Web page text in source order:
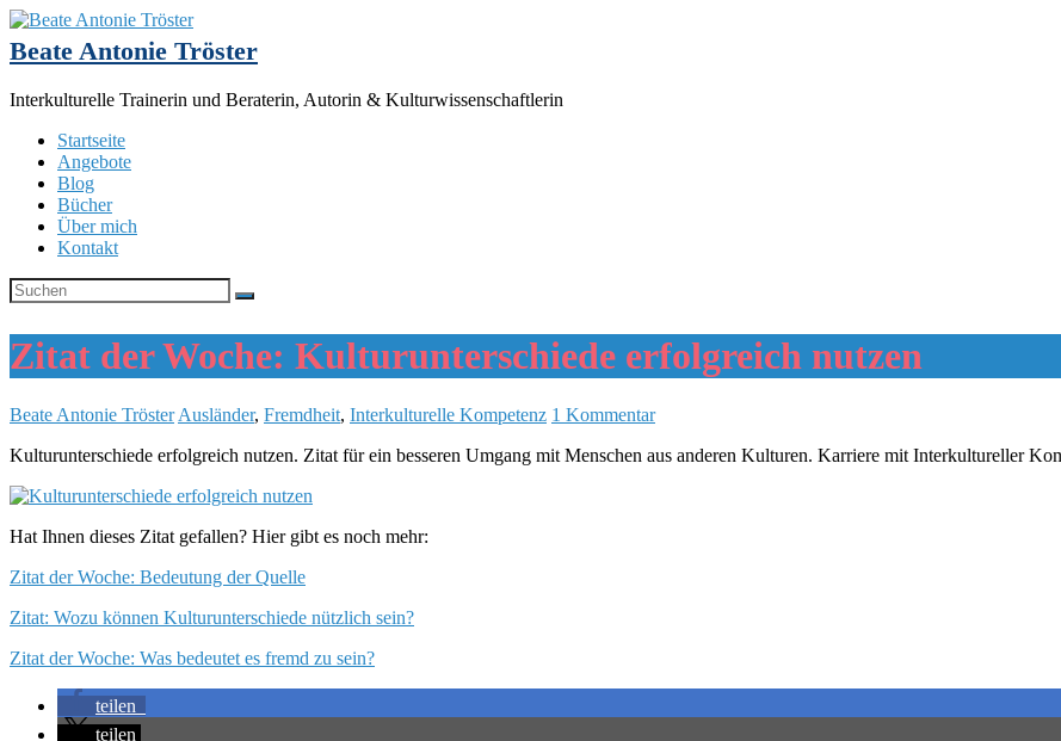
Beate Antonie Tröster
Interkulturelle Trainerin und Beraterin, Autorin & Kulturwissenschaftlerin
Startseite
Angebote
Blog
Bücher
Über mich
Kontakt
Zitat der Woche: Kulturunterschiede erfolgreich nutzen
Beate Antonie Tröster Ausländer, Fremdheit, Interkulturelle Kompetenz 1 Kommentar
Kulturunterschiede erfolgreich nutzen. Zitat für ein besseren Umgang mit Menschen aus anderen Kulturen. Karriere mit Interkultureller
Hat Ihnen dieses Zitat gefallen? Hier gibt es noch mehr:
Zitat der Woche: Bedeutung der Quelle
Zitat: Wozu können Kulturunterschiede nützlich sein?
Zitat der Woche: Was bedeutet es fremd zu sein?
teilen
teilen